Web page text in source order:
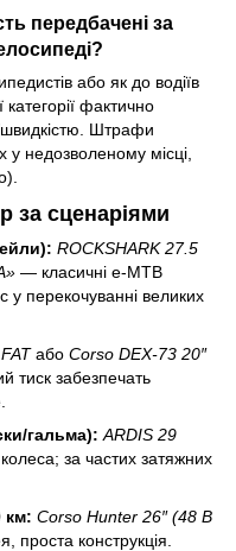
передбачені за
або як до водіїв
фактично
швидкістю. Штрафи
недозволеному місці,
за сценаріями
ROCKSHARK 27.5
— класичні e-MTB
у перекочуванні великих
або Corso DEX-73 20″
тиск забезпечать
гальма): ARDIS 29
за частих затяжних
км: Corso Hunter 26″ (48 В
проста конструкція.